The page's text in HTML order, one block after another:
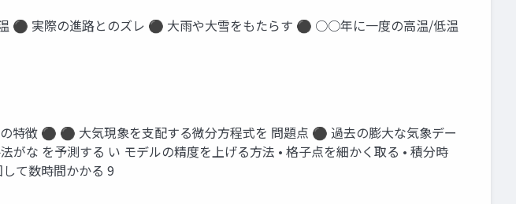
⚫ 実際の進路とのズレ ⚫ 大雨や大雪をもたらす ⚫ ○○年に一度の高温/低温
徴 ⚫ ⚫ 大気現象を支配する微分方程式を 問題点 ⚫ 過去の膨大な気象デー
な を予測する い モデルの精度を上げる方法 • 格子点を細かく取る • 積分時
て数時間かかる 9